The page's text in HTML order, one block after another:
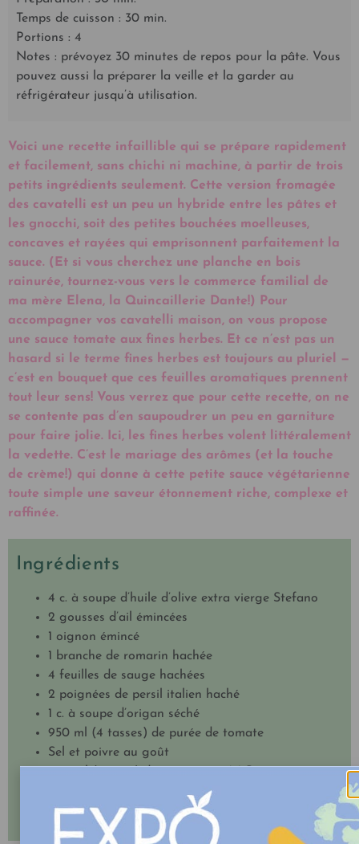
Temps de cuisson : 30 min.
Portions : 4
Notes : prévoyez 30 minutes de repos pour la pâte. Vous
pouvez aussi la préparer la veille et la garder au
réfrigérateur jusqu’à utilisation.
Voici une recette infaillible qui se prépare rapidement
et facilement, sans chichi ni machine, à partir de trois
petits ingrédients seulement. Cette version fromagée
des cavatelli est un peu un hybride entre les pâtes et
les gnocchi, soit des petites bouchées moelleuses,
concaves et rayées qui emprisonnent parfaitement la
sauce. (Et si vous cherchez une planche en bois
rainurée, tournez-vous vers le commerce familial de
ma mère Elena, la Quincaillerie Dante!) Pour
accompagner vos cavatelli maison, on vous propose
une sauce tomate aux fines herbes. Et ce n’est pas un
hasard si le terme fines herbes est toujours au pluriel —
c’est en bouquet que ces feuilles aromatiques prennent
tout leur sens! Vous verrez que pour cette recette, on ne
se contente pas d’en saupoudrer un peu en garniture
pour faire jolie. Ici, les fines herbes volent littéralement
la vedette. C’est le mariage des arômes (et la touche
de crème!) qui donne à cette petite sauce végétarienne
toute simple une saveur étonnement riche, complexe et
raffinée.
Ingrédients
4 c. à soupe d’huile d’olive extra vierge Stefano
2 gousses d’ail émincées
1 oignon émincé
1 branche de romarin hachée
4 feuilles de sauge hachées
2 poignées de persil italien haché
1 c. à soupe d’origan séché
950 ml (4 tasses) de purée de tomate
Sel et poivre au goût
55 g (1/2 tasse) de fromage parmigiano reggiano
râpé